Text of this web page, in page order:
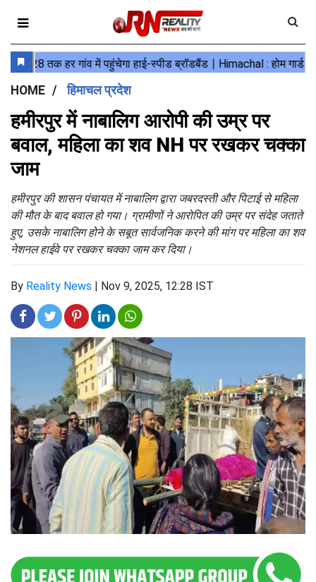
HOME हिमाचल प्रदेश
हमीरपुर में नाबालिग आरोपी की उम्र पर
बवाल, महिला का शव NH पर रखकर चक्का
जाम
हमीरपुर की शासन पंचायत में नाबालिग द्वारा जबरदस्ती और पिटाई से महिला
की मौत के बाद बवाल हो गया। ग्रामीणों ने आरोपित की उम्र पर संदेह जताते
हुए, उसके नाबालिग होने के सबूत सार्वजनिक करने की मांग पर महिला का शव
नेशनल हाईवे पर रखकर चक्का जाम कर दिया।
By Reality News | Nov 9, 2025, 12:28 IST